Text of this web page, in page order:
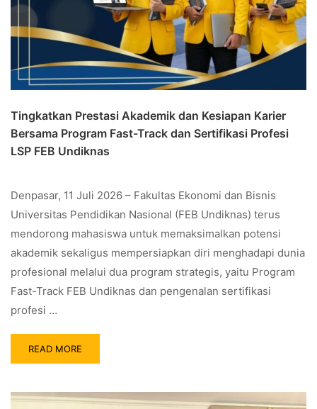
Tingkatkan Prestasi Akademik dan Kesiapan Karier
Bersama Program Fast-Track dan Sertifikasi Profesi
LSP FEB Undiknas
Denpasar, 11 Juli 2026 – Fakultas Ekonomi dan Bisnis
Universitas Pendidikan Nasional (FEB Undiknas) terus
mendorong mahasiswa untuk memaksimalkan potensi
akademik sekaligus mempersiapkan diri menghadapi dunia
profesional melalui dua program strategis, yaitu Program
Fast-Track FEB Undiknas dan pengenalan sertifikasi
profesi …
READ MORE